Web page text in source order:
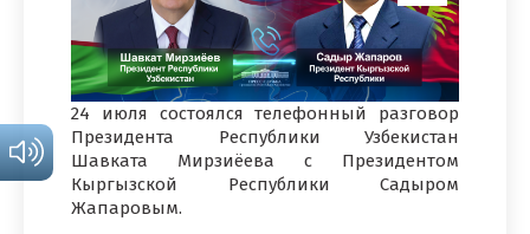
24 июля состоялся телефонный разговор
Президента Республики Узбекистан
Шавката Мирзиёева с Президентом
Кыргызской Республики Садыром
Жапаровым.